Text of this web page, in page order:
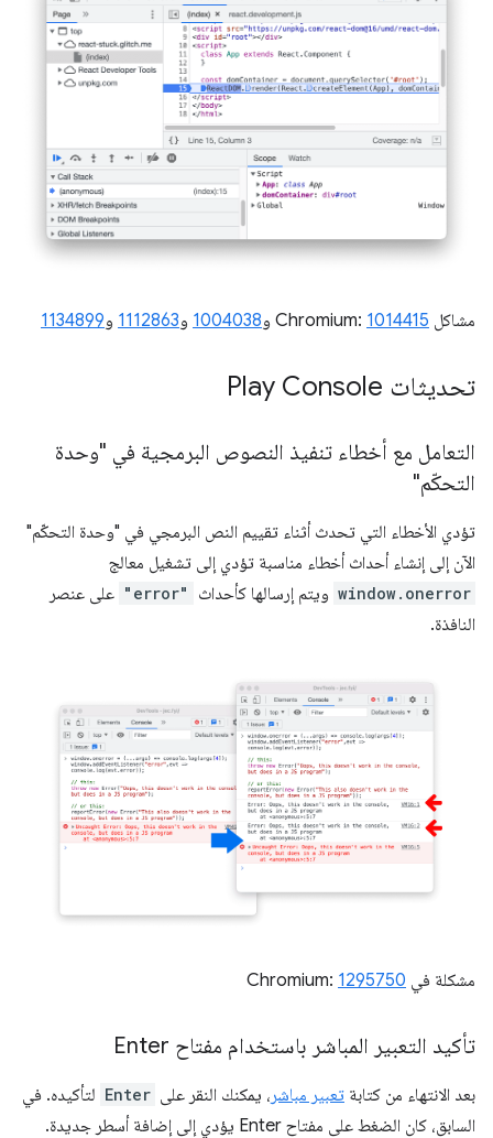
مشاكل Chromium: 1014415 و1004038 و1112863 و1134899
تحديثات Play Console
التعامل مع أخطاء تنفيذ النصوص البرمجية في "وحدة
التحكّم"
تؤدي الأخطاء التي تحدث أثناء تقييم النص البرمجي في "وحدة التحكّم"
الآن إلى إنشاء أحداث أخطاء مناسبة تؤدي إلى تشغيل معالج
window.onerror ويتم إرسالها كأحداث "error" على عنصر
النافذة.
مشكلة في Chromium: 1295750
تأكيد التعبير المباشر باستخدام مفتاح Enter
بعد الانتهاء من كتابة تعبير مباشر ، يمكنك النقر على Enter لتأكيده. في
السابق، كان الضغط على مفتاح Enter يؤدي إلى إضافة أسطر جديدة.